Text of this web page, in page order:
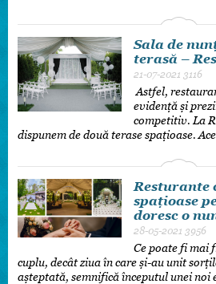
Sala de
terasă –
21-07-2021 3116
Astfel,
evidență și
competitiv. La
dispunem de două terase spațioase.
Resturante
spațioase
doresc o
28-05-2021 3956
Ce poate fi mai
cuplu, decât ziua în care și-au unit
așteptată, semnifică începutul unei